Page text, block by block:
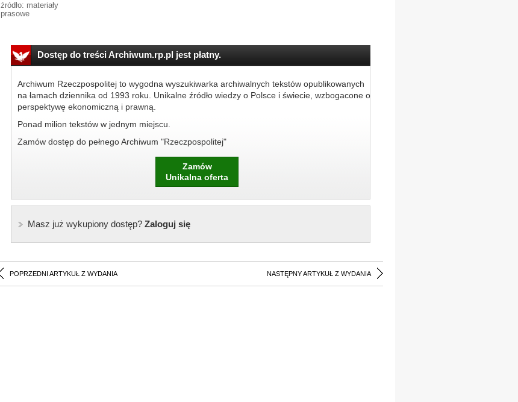
źródło: materiały
prasowe
Dostęp do treści Archiwum.rp.pl jest płatny.
Archiwum Rzeczpospolitej to wygodna wyszukiwarka archiwalnych tekstów opublikowanych
na łamach dziennika od 1993 roku. Unikalne źródło wiedzy o Polsce i świecie, wzbogacone o
perspektywę ekonomiczną i prawną.
Ponad milion tekstów w jednym miejscu.
Zamów dostęp do pełnego Archiwum "Rzeczpospolitej"
Zamów
Unikalna oferta
Masz już wykupiony dostęp?Zaloguj się
POPRZEDNI ARTYKUŁ Z WYDANIA NASTĘPNY ARTYKUŁ Z WYDANIA